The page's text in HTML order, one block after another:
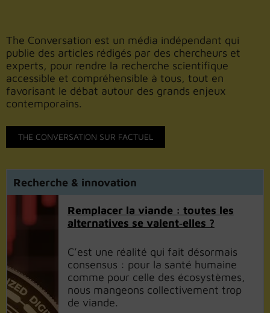
The Conversation est un média indépendant qui
publie des articles rédigés par des chercheurs et
experts, pour rendre la recherche scientifique
accessible et compréhensible à tous, tout en
favorisant le débat autour des grands enjeux
contemporains.
THE CONVERSATION SUR FACTUEL
Recherche & innovation
Remplacer la viande : toutes les
alternatives se valent‑elles ?
C’est une réalité qui fait désormais
consensus : pour la santé humaine
comme pour celle des écosystèmes,
nous mangeons collectivement trop
de viande.